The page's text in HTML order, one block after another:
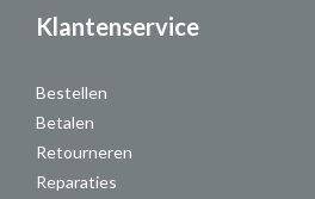
Klantenservice
Bestellen
Betalen
Retourneren
Reparaties